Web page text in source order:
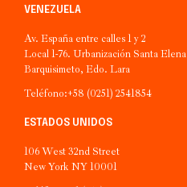
VENEZUELA
Av. España entre calles 1 y 2
Local 1-76. Urbanización Santa Elena
Barquisimeto, Edo. Lara
Teléfono:+58 (0251) 2541854
ESTADOS UNIDOS
106 West 32nd Street
New York NY 10001